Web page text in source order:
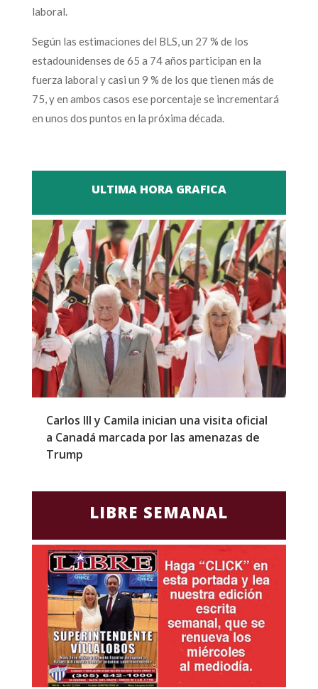
laboral.
Según las estimaciones del BLS, un 27 % de los
estadounidenses de 65 a 74 años participan en la
fuerza laboral y casi un 9 % de los que tienen más de
75, y en ambos casos ese porcentaje se incrementará
en unos dos puntos en la próxima década.
ULTIMA HORA GRAFICA
Carlos III y Camila inician una visita oficial
a Canadá marcada por las amenazas de
Trump
LIBRE SEMANAL